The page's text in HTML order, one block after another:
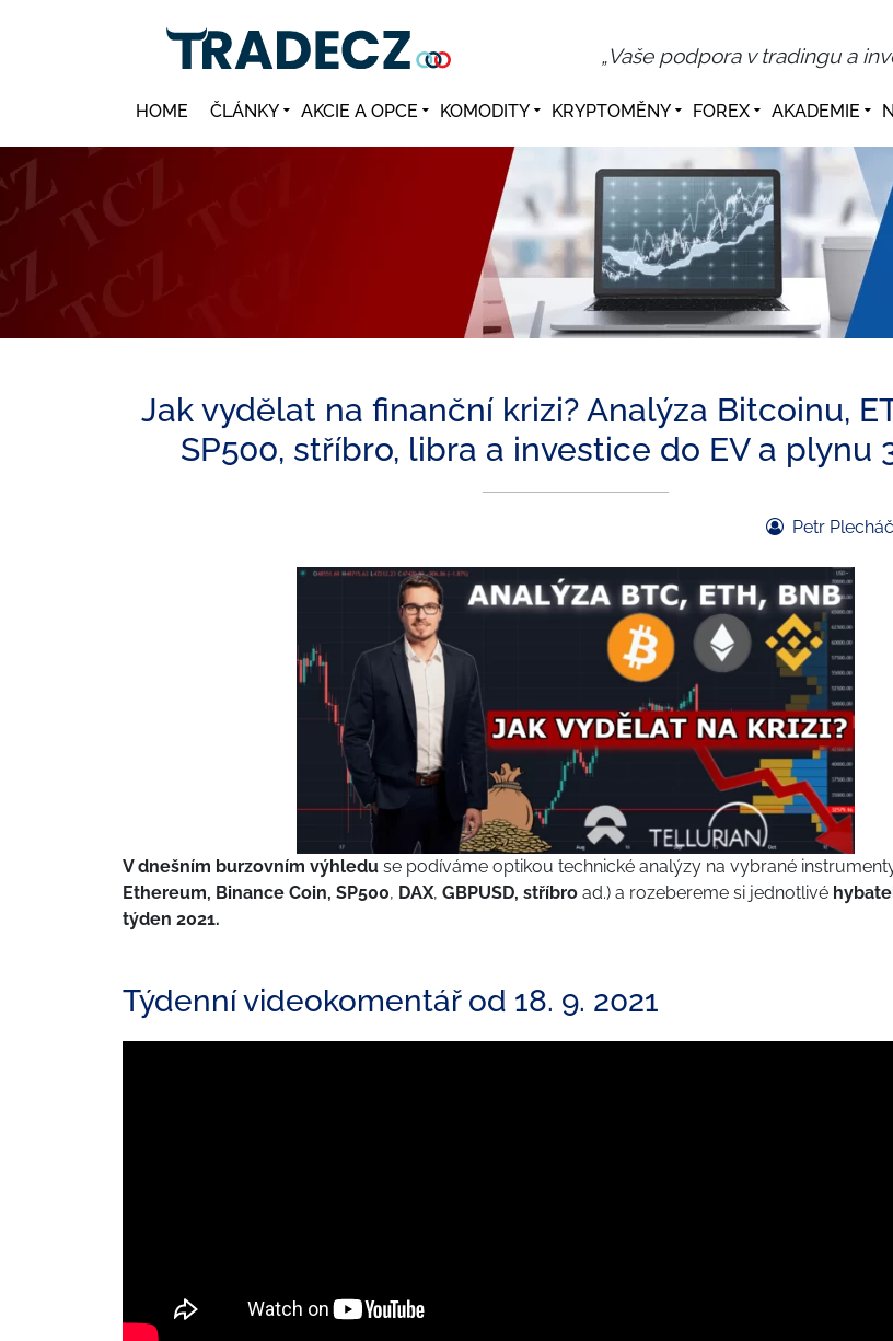
„Vaše podpora v tradingu a
HOME ČLÁNKY AKCIE A OPCE KOMODITY KRYPTOMĚNY FOREX AKADEMIE
Jak vydělat na finanční krizi? Analýza Bitcoinu,
SP500, stříbro, libra a investice do EV a plynu
Petr Plecháč
V dnešním burzovním výhledu se podíváme optikou technické analýzy na vybrané
Ethereum, Binance Coin, SP500, DAX, GBPUSD, stříbro ad.) a rozebereme si jednotlivé
týden 2021.
Týdenní videokomentář od 18. 9. 2021